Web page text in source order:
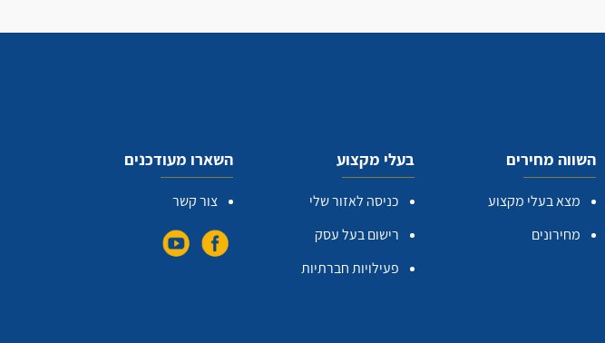
השווה מחירים
מצא בעלי מקצוע
מחירונים
בעלי מקצוע
כניסה לאזור שלי
רישום בעל עסק
פעילויות חברתיות
השארו מעודכנים
צור קשר